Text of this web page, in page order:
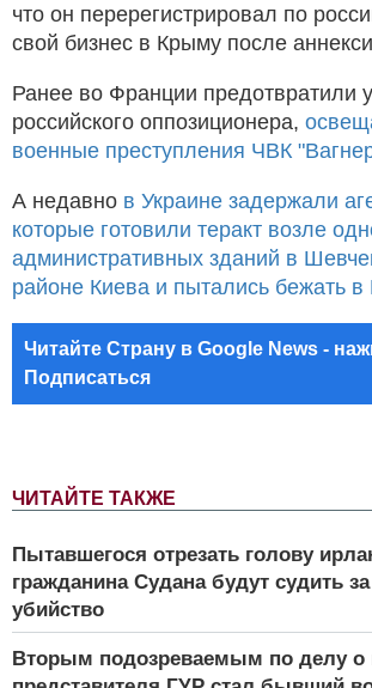
ЧИТАЙТЕ ТАКЖЕ
Пытавшегося отрезать голову
гражданина Судана будут судить
убийство
Вторым подозреваемым по делу о
что он перерегистрировал по
свой бизнес в Крыму после
Ранее во Франции предотвратили
российского оппозиционера,
военные преступления ЧВК
А недавно в Украине задержали
которые готовили теракт возле
административных зданий в
районе Киева и пытались бежать в
Читайте Страну в Google News -
Подписаться